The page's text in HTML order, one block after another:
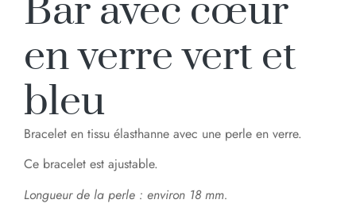
Bar avec cœur
en verre vert et
bleu
Bracelet en tissu élasthanne avec une perle en verre.
Ce bracelet est ajustable.
Longueur de la perle : environ 18 mm.